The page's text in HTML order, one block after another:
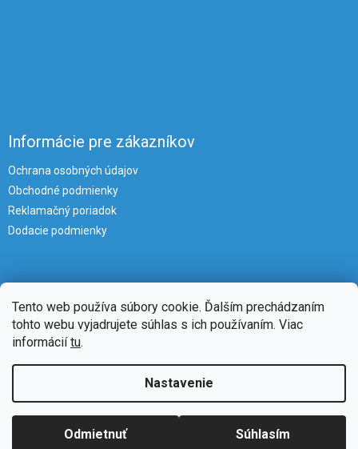
Tento web používa súbory cookie. Ďalším prechádzaním
tohto webu vyjadrujete súhlas s ich používaním. Viac
informáciítu.
Nastavenie
Odmietnuť Súhlasím
Informácie pre zákazníkov
Ochrana osobných údajov
Obchodné podmienky
Reklamačný poriadok
Dodacie podmienky
. Všetky práva vyhradené.